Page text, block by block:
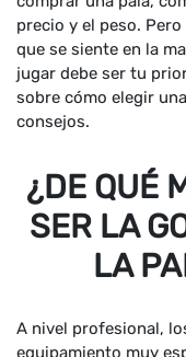
precio y el peso.
que se siente en la
jugar debe ser tu
sobre cómo elegir
consejos.
¿DE QUÉ
SER LA
LA
A nivel profesional,
equipamiento muy